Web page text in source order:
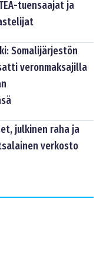
tuensaajat ja
Somalijärjestön
veronmaksajilla
julkinen raha ja
verkosto